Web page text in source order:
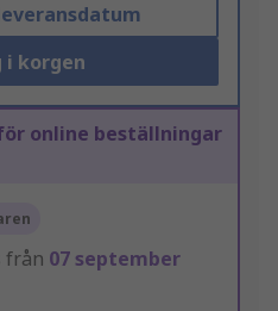
i korgen
online beställningar
från 07 september